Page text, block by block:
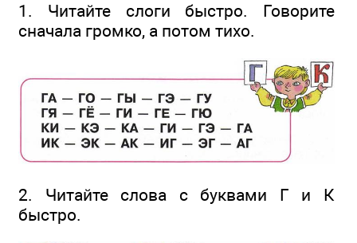
1. Читайте слоги быстро. Говорите
сначала громко, а потом тихо.
2. Читайте слова с буквами Г и К
быстро.